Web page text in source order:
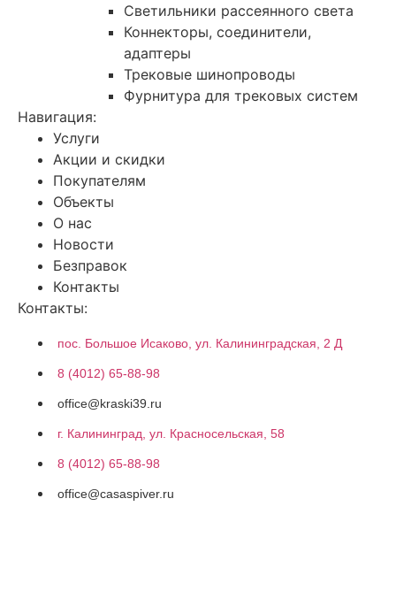
Светильники рассеянного света
Коннекторы, соединители,
адаптеры
Трековые шинопроводы
Фурнитура для трековых систем
Навигация:
Услуги
Акции и скидки
Покупателям
Объекты
О нас
Новости
Безправок
Контакты
Контакты:
пос. Большое Исаково, ул. Калининградская, 2 Д
8 (4012) 65-88-98
office@kraski39.ru
г. Калининград, ул. Красносельская, 58
8 (4012) 65-88-98
office@casaspiver.ru